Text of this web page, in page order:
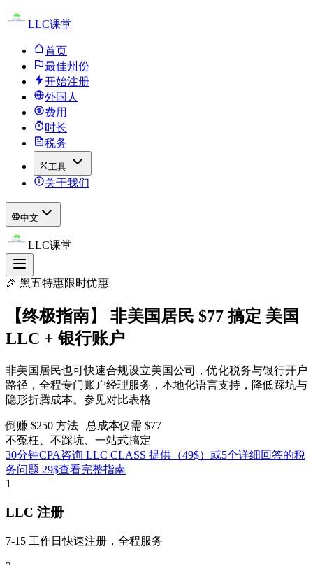
LLC课堂
首页
最佳州份
开始注册
外国人
费用
时长
税务
工具
关于我们
中文
LLC课堂
🎉 黑五特惠限时优惠
【终极指南】 非美国居民 $77 搞定 美国
LLC + 银行账户
非美国居民也可快速合规设立美国公司，优化税务与银行开户
路径，全程专门账户经理服务，本地化语言支持，降低踩坑与
隐形折腾成本。参见对比表格
倒赚 $250 方法 | 总成本仅需 $77
不冤枉、不踩坑、一站式搞定
30分钟CPA咨询 LLC CLASS 提供（49$）或5个详细回答的税
务问题 29$查看完整指南
1
LLC 注册
7-15 工作日快速注册，全程服务